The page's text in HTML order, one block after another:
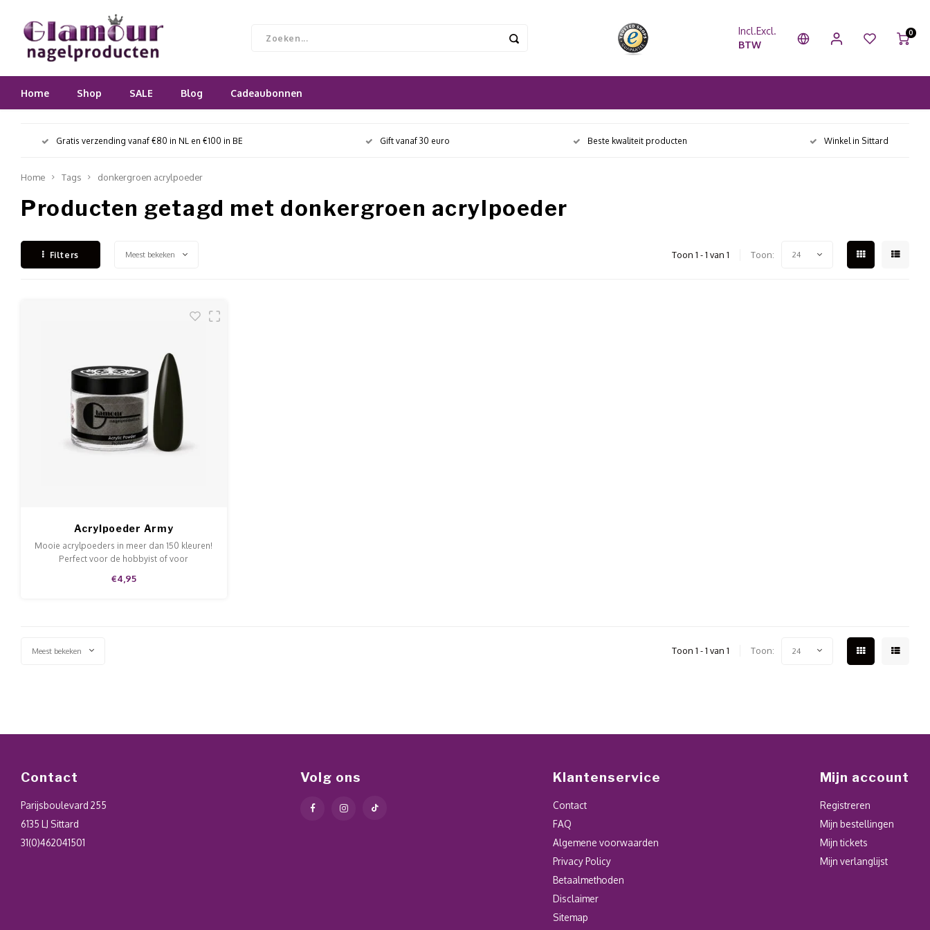
Incl.Excl.
BTW
0
Home Shop SALE Blog Cadeaubonnen
Gratis verzending vanaf €80 in NL en €100 in BE Gift vanaf 30 euro Beste kwaliteit producten Winkel in Sittard
Home Tags donkergroen acrylpoeder
Producten getagd met donkergroen acrylpoeder
Filters Meest bekeken Toon 1 - 1 van 1 Toon: 24
Acrylpoeder Army
Mooie acrylpoeders in meer dan 150 kleuren!
Perfect voor de hobbyist of voor
kwaliteit, mooie prijs en te gebruiken op de
€4,95
Meest bekeken Toon 1 - 1 van 1 Toon: 24
Contact
Parijsboulevard 255
6135 LJ Sittard
31(0)462041501
Volg ons Klantenservice
Contact
FAQ
Algemene voorwaarden
Privacy Policy
Betaalmethoden
Disclaimer
Sitemap
Mijn account
Registreren
Mijn bestellingen
Mijn tickets
Mijn verlanglijst